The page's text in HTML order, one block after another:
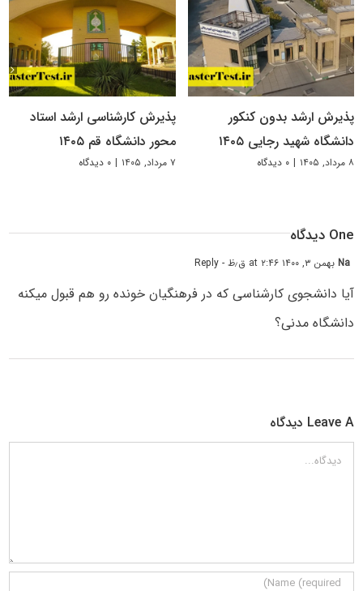
پذیرش ارشد بدون کنکور
دانشگاه شهید رجایی ۱۴۰۵
۸ مرداد, ۱۴۰۵ | ۰ دیدگاه
پذیرش کارشناسی ارشد استاد
محور دانشگاه قم ۱۴۰۵
۷ مرداد, ۱۴۰۵ | ۰ دیدگاه
One دیدگاه
Naبهمن ۳, ۱۴۰۰ at ۲:۴۶ ق٫ظ - Reply
آیا دانشجوی کارشناسی که در فرهنگیان خونده رو هم قبول میکنه
دانشگاه مدنی؟
Leave A دیدگاه
دیدگاه